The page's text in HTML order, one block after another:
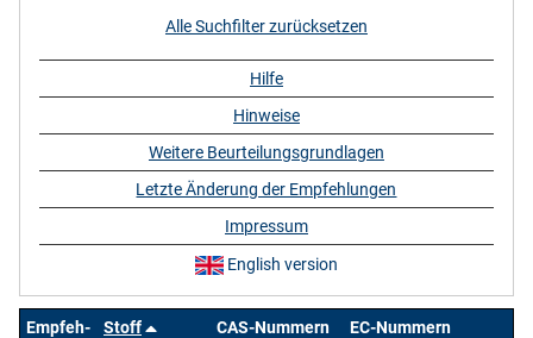
Empfeh-
Stoff CAS-Nummern EC-Nummern
Alle Suchfilter zurücksetzen
Hilfe
Hinweise
Weitere Beurteilungsgrundlagen
Letzte Änderung der Empfehlungen
Impressum
English version